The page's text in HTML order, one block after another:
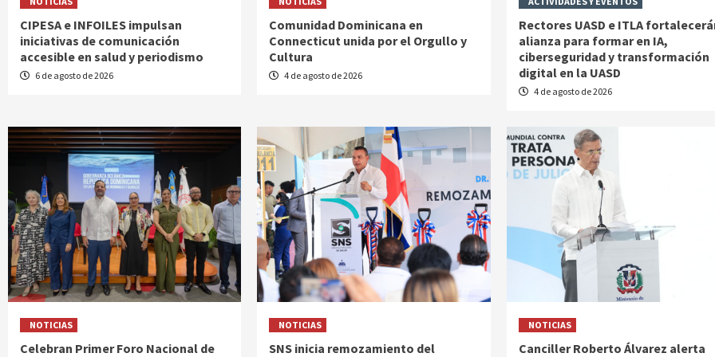
CIPESA e INFOILES impulsan
iniciativas de comunicación
accesible en salud y periodismo
6 de agosto de 2026
Comunidad Dominicana en
Connecticut unida por el Orgullo y
Cultura
4 de agosto de 2026
Rectores UASD e ITLA
alianza para formar en IA,
ciberseguridad y transformación
digital en la UASD
4 de agosto de 2026
NOTICIAS
Celebran Primer Foro Nacional de
NOTICIAS
SNS inicia remozamiento del
NOTICIAS
Canciller Roberto Álvarez alerta